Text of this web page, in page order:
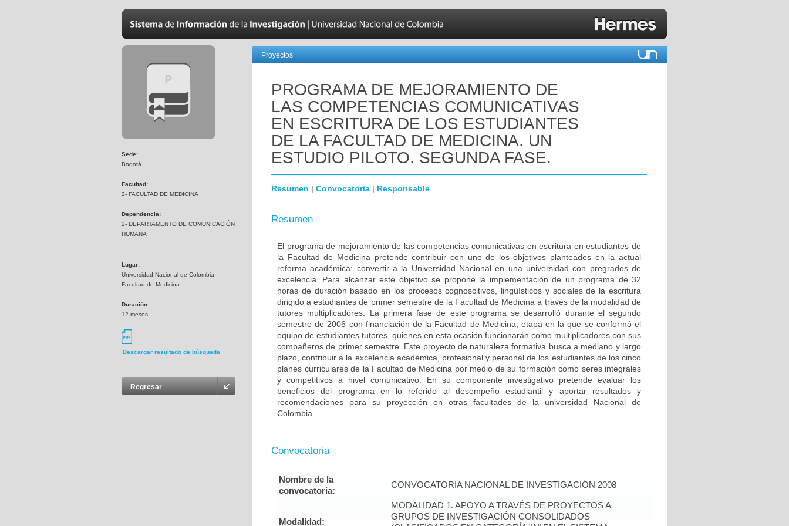
Sede:
Bogotá
Facultad:
2- FACULTAD DE MEDICINA
Dependencia:
2- DEPARTAMENTO DE COMUNICACIÓN
HUMANA
Lugar:
Universidad Nacional de Colombia
Facultad de Medicina
Duración:
12 meses
Descargar resultado de búsqueda
Regresar
Proyectos
PROGRAMA DE MEJORAMIENTO DE
LAS COMPETENCIAS COMUNICATIVAS
EN ESCRITURA DE LOS ESTUDIANTES
DE LA FACULTAD DE MEDICINA. UN
ESTUDIO PILOTO. SEGUNDA FASE.
Resumen | Convocatoria | Responsable
Resumen
El programa de mejoramiento de las competencias comunicativas en escritura en estudiantes de
la Facultad de Medicina pretende contribuir con uno de los objetivos planteados en la actual
reforma académica: convertir a la Universidad Nacional en una universidad con pregrados de
excelencia. Para alcanzar este objetivo se propone la implementación de un programa de 32
horas de duración basado en los procesos cognoscitivos, lingüísticos y sociales de la escritura
dirigido a estudiantes de primer semestre de la Facultad de Medicina a través de la modalidad de
tutores multiplicadores. La primera fase de este programa se desarrolló durante el segundo
semestre de 2006 con financiación de la Facultad de Medicina, etapa en la que se conformó el
equipo de estudiantes tutores, quienes en esta ocasión funcionarán como multiplicadores con sus
compañeros de primer semestre. Este proyecto de naturaleza formativa busca a mediano y largo
plazo, contribuir a la excelencia académica, profesional y personal de los estudiantes de los cinco
planes curriculares de la Facultad de Medicina por medio de su formación como seres integrales
y competitivos a nivel comunicativo. En su componente investigativo pretende evaluar los
beneficios del programa en lo referido al desempeño estudiantil y aportar resultados y
recomendaciones para su proyección en otras facultades de la universidad Nacional de
Colombia.
Convocatoria
Nombre de la
convocatoria:
CONVOCATORIA NACIONAL DE INVESTIGACIÓN 2008
Modalidad:
MODALIDAD 1. APOYO A TRAVÉS DE PROYECTOS A
GRUPOS DE INVESTIGACIÓN CONSOLIDADOS